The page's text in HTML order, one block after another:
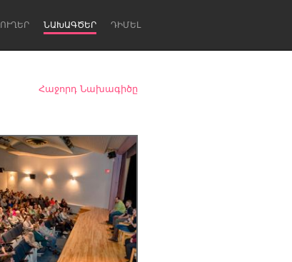
ՆԱԽԱԳԾԵՐ ԴԻՄԵԼ
Newcastle
Հաջորդ Նախագիծը